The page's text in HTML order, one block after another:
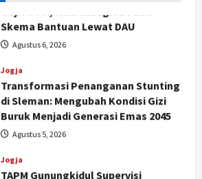
Jogja
di Sleman: Mengubah Kondisi Gizi
Buruk Menjadi Generasi Emas 2045
Agustus 5, 2026
TAPM Gunungkidul Supervisi
Pendamping Desa Karangmojo
untuk Optimalkan Pembangunan
dan Pemberdayaan Kalurahan